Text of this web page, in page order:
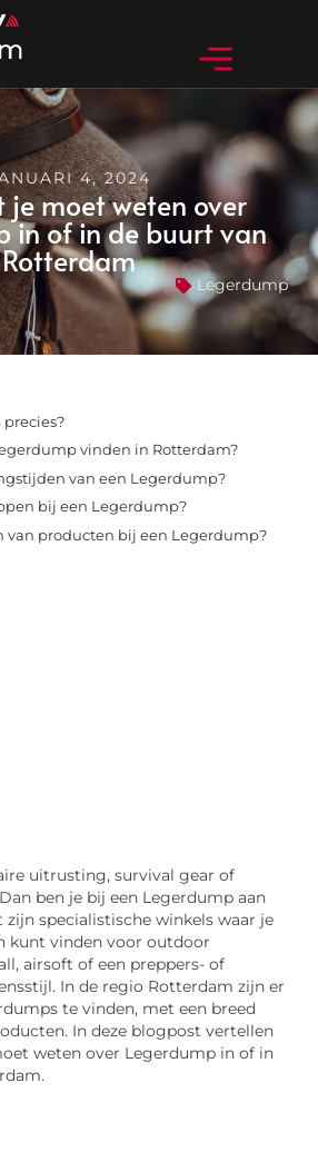
4, 2024
je moet weten over
in of in de buurt van
Rotterdam
Legerdump
uitrusting, survival gear of
ben je bij een Legerdump aan
zijn specialistische winkels waar je
kunt vinden voor outdoor
airsoft of een preppers- of
In de regio Rotterdam zijn er
te vinden, met een breed
In deze blogpost vertellen
weten over Legerdump in of in
vinden in Rotterdam?
van een Legerdump?
bij een Legerdump?
van producten bij een Legerdump?